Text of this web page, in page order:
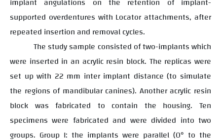
supported overdentures with Locator attachments, after
repeated insertion and removal cycles.
The study sample consisted of two-implants which
were inserted in an acrylic resin block. The replicas were
set up with 22 mm inter implant distance (to simulate
the regions of mandibular canines). Another acrylic resin
block was fabricated to contain the housing. Ten
specimens were fabricated and were divided into two
groups. Group I: the implants were parallel (0° to the